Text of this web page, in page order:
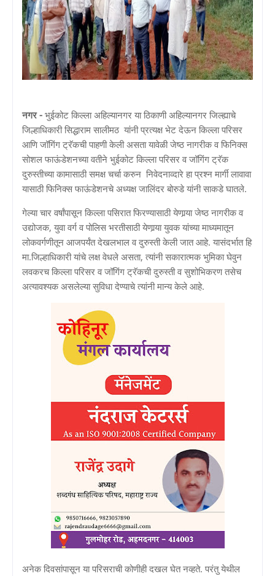
नगर - भुईकोट किल्ला अहिल्यानगर या ठिकाणी अहिल्यानगर जिल्ह्याचे
जिल्हाधिकारी सिद्धाराम सालीमठ यांनी प्रत्यक्ष भेट देऊन किल्ला परिसर
आणि जॉगिंग ट्रॅकची पाहणी केली असता यावेळी जेष्ठ नागरीक व फिनिक्स
सोशल फाऊंडेशनच्या वतीने भुईकोट किल्ला परिसर व जॉगिंग ट्रॅक
दुरुस्तीच्या कामासाठी समक्ष चर्चा करुन निवेदनाव्दारे हा प्रश्‍न मार्गी लावावा
यासाठी फिनिक्स फाऊंडेशनचे अध्यक्ष जालिंदर बोरुडे यांनी साकडे घातले.
गेल्या चार वर्षांपासून किल्ला पसिरात फिरण्यासाठी येणार्‍या जेष्ठ नागरीक व
उद्योजक, युवा वर्ग व पोलिस भरतीसाठी येणार्‍या युवक यांच्या माध्यमातून
लोकवर्गणीतून आजपर्यंत देखलभाल व दुरुस्ती केली जात आहे. यासंदर्भात हि
मा.जिल्हाधिकारी यांचे लक्ष वेधले असता, त्यांनी सकारात्मक भुमिका घेवुन
लवकरच किल्ला परिसर व जॉगिंग ट्रॅकची दुरुस्ती व सुशोभिकरण तसेच
अत्यावश्यक असलेल्या सुविधा देण्याचे त्यांनी मान्य केले आहे.
अनेक दिवसांपासून या परिसराची कोणीही दखल घेत नव्हते. परंतु येथील